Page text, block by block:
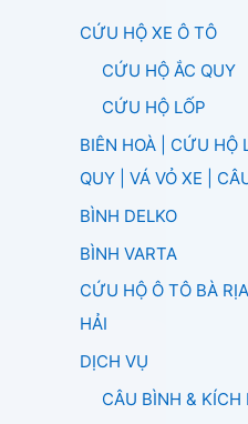
CỨU HỘ XE Ô TÔ
CỨU HỘ ẮC QUY
CỨU HỘ LỐP
BIÊN HOÀ | CỨU HỘ
QUY | VÁ VỎ XE |
BÌNH DELKO
BÌNH VARTA
CỨU HỘ Ô TÔ BÀ
HẢI
DỊCH VỤ
CÂU BÌNH & KÍCH